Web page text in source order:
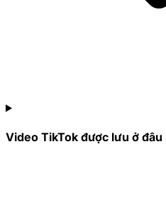
Video TikTok được lưu ở đâu